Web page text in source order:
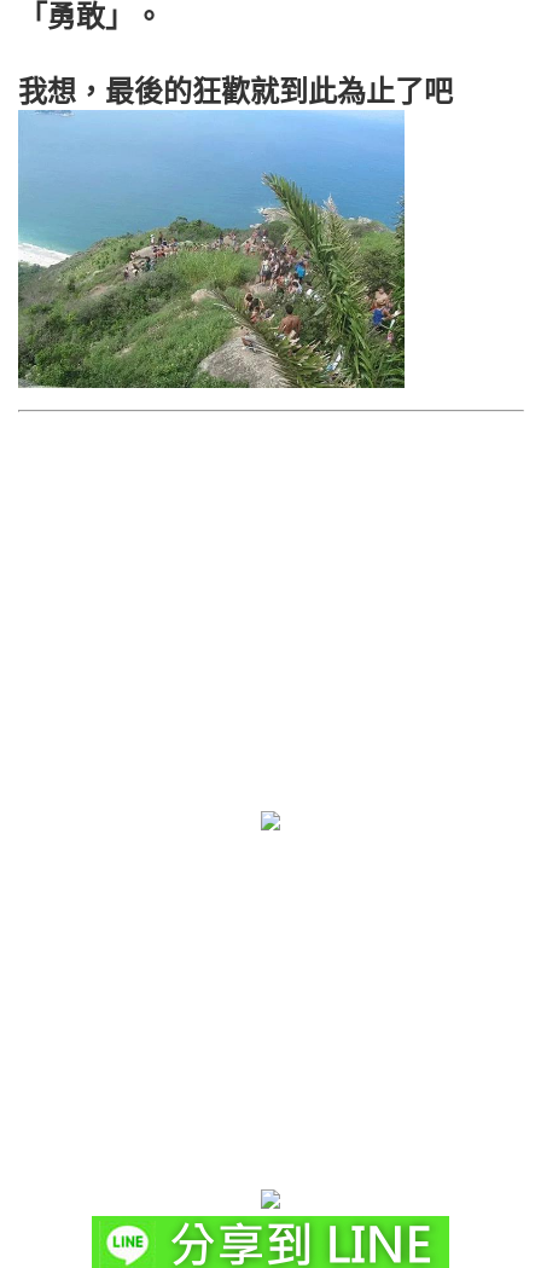
「勇敢」。
我想，最後的狂歡就到此為止了吧